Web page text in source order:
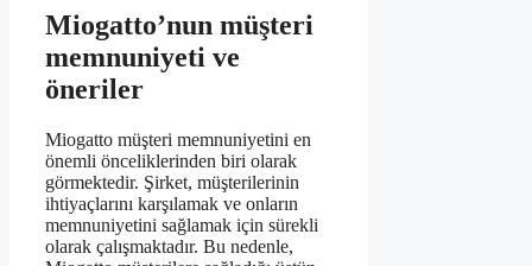
Miogatto’nun müşteri
memnuniyeti ve
öneriler
Miogatto müşteri memnuniyetini en
önemli önceliklerinden biri olarak
görmektedir. Şirket, müşterilerinin
ihtiyaçlarını karşılamak ve onların
memnuniyetini sağlamak için sürekli
olarak çalışmaktadır. Bu nedenle,